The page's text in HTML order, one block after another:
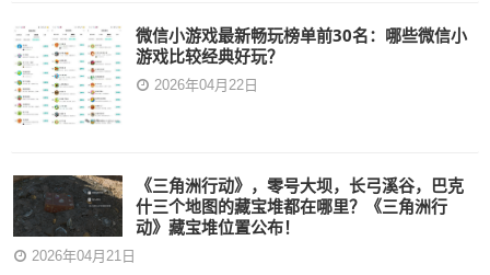
微信小游戏最新畅玩榜单前30名：哪些微信小
游戏比较经典好玩？
2026年04月22日
《三角洲行动》，零号大坝，长弓溪谷，巴克
什三个地图的藏宝堆都在哪里？《三角洲行
动》藏宝堆位置公布！
2026年04月21日